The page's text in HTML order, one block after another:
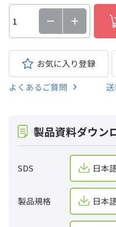
お気に入り登録
よくあるご質問
製品資料ダウン
SDS 日本
製品規格 日本